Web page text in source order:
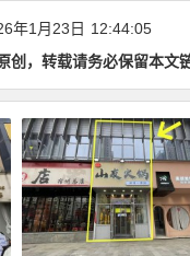
年1月23日 12:44:05
创，转载请务必保留本文